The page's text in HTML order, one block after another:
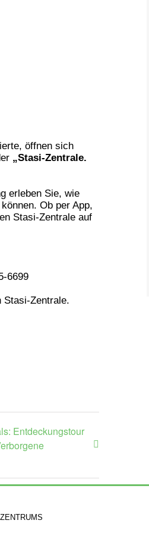
öffnen sich
„Stasi-Zentrale.
erleben Sie, wie
Ob per App,
Stasi-Zentrale auf
6699
Stasi-Zentrale.
Entdeckungstour